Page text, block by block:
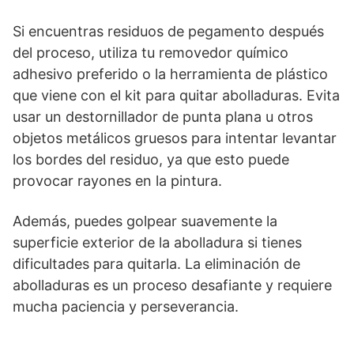
Si encuentras residuos de pegamento después
del proceso, utiliza tu removedor químico
adhesivo preferido o la herramienta de plástico
que viene con el kit para quitar abolladuras. Evita
usar un destornillador de punta plana u otros
objetos metálicos gruesos para intentar levantar
los bordes del residuo, ya que esto puede
provocar rayones en la pintura.
Además, puedes golpear suavemente la
superficie exterior de la abolladura si tienes
dificultades para quitarla. La eliminación de
abolladuras es un proceso desafiante y requiere
mucha paciencia y perseverancia.